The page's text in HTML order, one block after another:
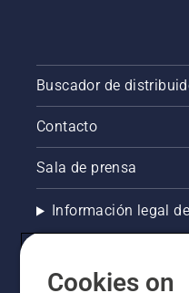
Buscador de
Contacto
Sala de prensa
Información legal
Cookies on